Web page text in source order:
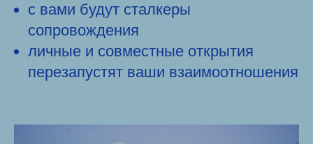
с вами будут сталкеры
сопровождения
личные и совместные открытия
перезапустят ваши взаимоотношения